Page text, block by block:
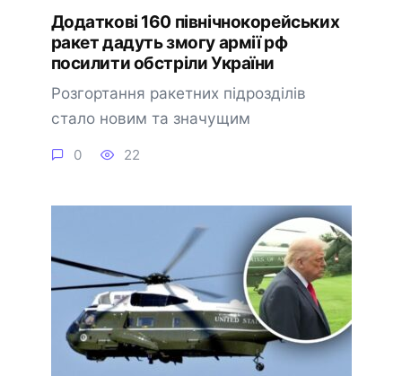
Додаткові 160 північнокорейських
ракет дадуть змогу армії рф
посилити обстріли України
Розгортання ракетних підрозділів
стало новим та значущим
0 22